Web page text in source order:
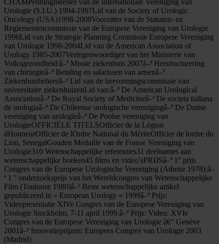
Urologie (S.I.U.) 1994-1997Lid van de Society of Urologic
Oncology (USA)1998-2008Voorzitter van de Statuten- en
Reglementencommissie van de Europese Vereniging van Urologie
1996Lid van de Strategie Planning Commissie Europese Vereniging
van Urologie 1998-2004Lid van de American Association of
Urology 1985-2007Vertegenwoordiger van het Ministerie van
Volksgezondheid:â–ª Missie ziekenhuis 2007â–ª Herstructurering
van chirurgieâ–ª Betaling en salarissen van artsenâ–ª
Ziekenhuisbeheerâ–ª Lid van de hervormingscommissie van
universitaire ziekenhuizenLid van:â–ª De American Urological
Associationâ–ª De Royal Society of Medicineâ–ª De societa italiana
de urologiaâ–ª De Chileense urologische verenigingâ–ª De Duitse
vereniging van urologieâ–ª De Poolse vereniging van
UrologieOFFICIËLE TITELSOfficier de la Légion
dHonneurOfficier de lOrdre National du MériteOfficier de lordre du
Lion, SenegalGouden Medaille van de Franse Vereniging van
Urologie310 Wetenschappelijke referenties31 deelnames aan
wetenschappelijke boeken45 films en video’sPRIJSâ–ª 1° prijs
Congres van de Europese Urologische Vereniging (Athene 1978):â–
ª 1 ° onderzoeksprijs van het Wereldcongres van Wetenschappelijke
Film (Toulouse 1980)â–ª Beste wetenschappelijke artikel
gepubliceerd in « European Urology » 1999â–ª Prijs:
Videopresentatie XIVe Congres van de Europese Vereniging van
Urologie Stockholm, 7-11 april 1999.â–ª Prijs: Video: XVIe
Congres van de Europese Vereniging van Urologie â€“ Genève
2001â–ª Innovatieprijzen: Europees Congres van Urologie 2003
(Madrid)